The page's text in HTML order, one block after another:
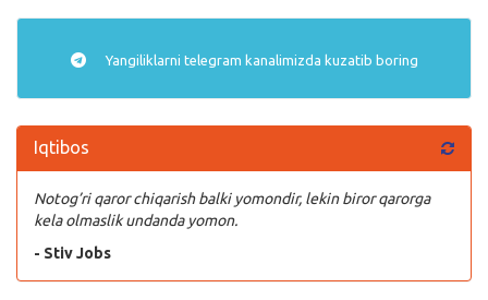
Yangiliklarni telegram kanalimizda kuzatib boring
Iqtibos
Notog’ri qaror chiqarish balki yomondir, lekin biror qarorga
kela olmaslik undanda yomon.
- Stiv Jobs